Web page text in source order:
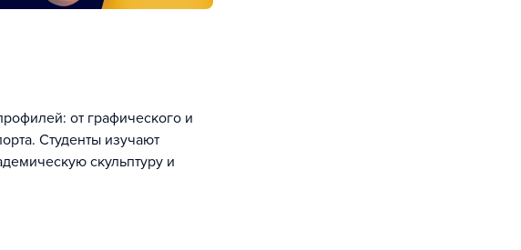
от графического и
Студенты изучают
скульптуру и